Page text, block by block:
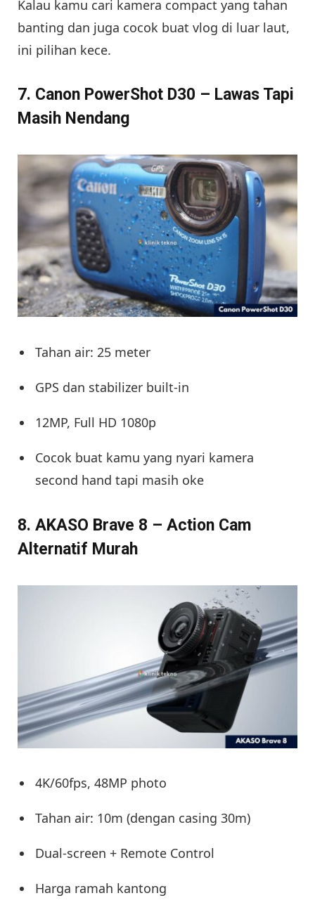
Kalau kamu cari kamera compact yang tahan
banting dan juga cocok buat vlog di luar laut,
ini pilihan kece.
7. Canon PowerShot D30 – Lawas Tapi
Masih Nendang
Tahan air: 25 meter
GPS dan stabilizer built-in
12MP, Full HD 1080p
Cocok buat kamu yang nyari kamera
second hand tapi masih oke
8. AKASO Brave 8 – Action Cam
Alternatif Murah
4K/60fps, 48MP photo
Tahan air: 10m (dengan casing 30m)
Dual-screen + Remote Control
Harga ramah kantong